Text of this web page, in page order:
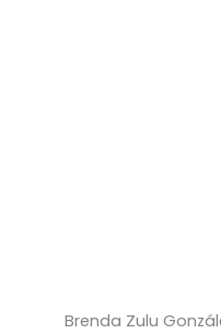
Brenda Zulu